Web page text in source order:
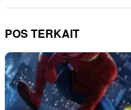
POS TERKAIT